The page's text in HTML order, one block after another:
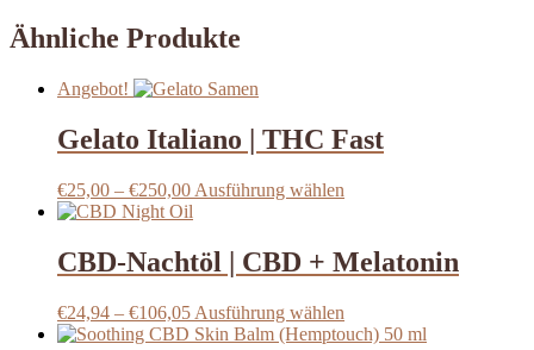
werden
Ähnliche Produkte
Angebot!
Gelato Italiano | THC Fast
€25,00 – €250,00Preisspanne:
€25,00
€250,00
Ausführung wählen
mehrere
Varianten
Die
Optionen
CBD-Nachtöl | CBD + Melatonin
€24,94 – €106,05Preisspanne:
€24,94
Ausführung wählen
Produkt